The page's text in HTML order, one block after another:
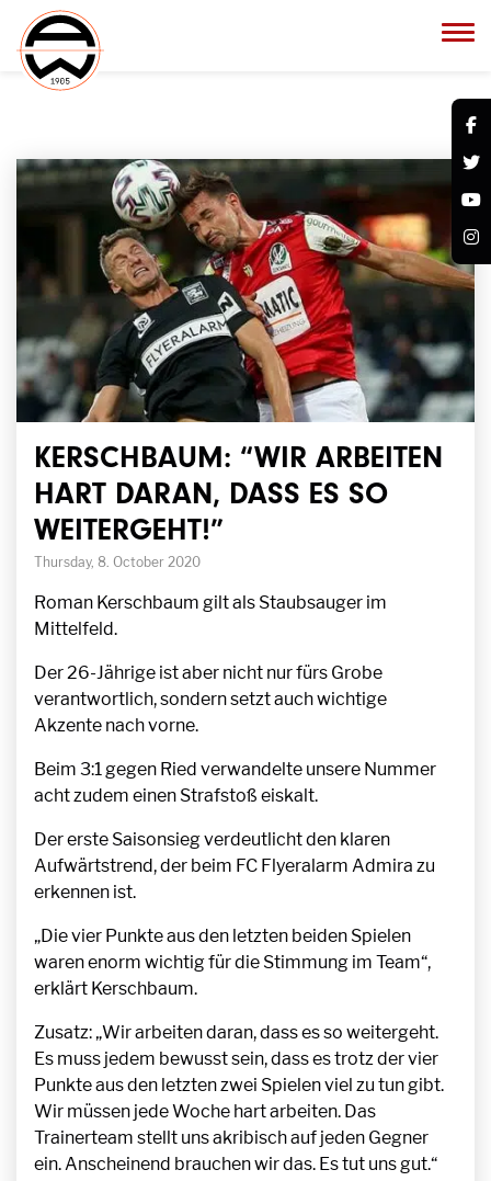
KERSCHBAUM: “WIR ARBEITEN
HART DARAN, DASS ES SO
WEITERGEHT!”
Thursday, 8. October 2020
Roman Kerschbaum gilt als Staubsauger im
Mittelfeld.
Der 26-Jährige ist aber nicht nur fürs Grobe
verantwortlich, sondern setzt auch wichtige
Akzente nach vorne.
Beim 3:1 gegen Ried verwandelte unsere Nummer
acht zudem einen Strafstoß eiskalt.
Der erste Saisonsieg verdeutlicht den klaren
Aufwärtstrend, der beim FC Flyeralarm Admira zu
erkennen ist.
„Die vier Punkte aus den letzten beiden Spielen
waren enorm wichtig für die Stimmung im Team“,
erklärt Kerschbaum.
Zusatz: „Wir arbeiten daran, dass es so weitergeht.
Es muss jedem bewusst sein, dass es trotz der vier
Punkte aus den letzten zwei Spielen viel zu tun gibt.
Wir müssen jede Woche hart arbeiten. Das
Trainerteam stellt uns akribisch auf jeden Gegner
ein. Anscheinend brauchen wir das. Es tut uns gut.“